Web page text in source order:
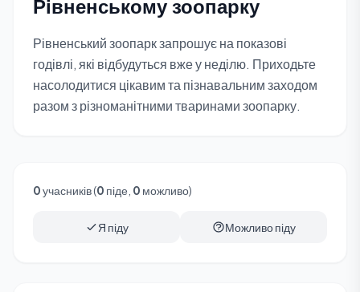
Рівненському зоопарку
Рівненський зоопарк запрошує на показові
годівлі, які відбудуться вже у неділю. Приходьте
насолодитися цікавим та пізнавальним заходом
разом з різноманітними тваринами зоопарку.
0учасників (0 піде, 0 можливо)
Я піду Можливо піду